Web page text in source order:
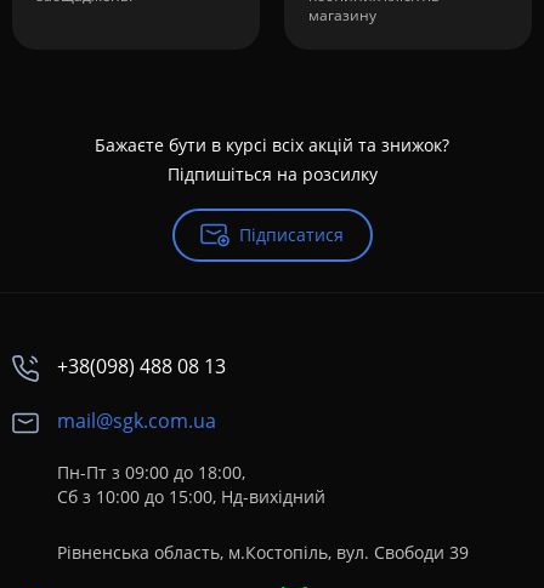
магазину
Бажаєте бути в курсі всіх акцій та знижок?
Підпишіться на розсилку
Підписатися
+38(098) 488 08 13
mail@sgk.com.ua
Пн-Пт з 09:00 до 18:00,
Сб з 10:00 до 15:00, Нд-вихідний
Рівненська область, м.Костопіль, вул. Свободи 39